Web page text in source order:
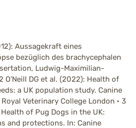
Aussagekraft eines
bezüglich des brachycephalen
Ludwig-Maximilian-
O’Neill DG et al. (2022): Health of
a UK population study. Canine
Veterinary College London • 3
Health of Pug Dogs in the UK:
and protections. In: Canine